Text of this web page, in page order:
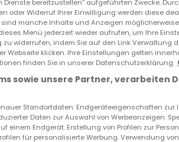
au 07 73 12 31 37, n'hésitez pas à
si pas de réponse
:)
107
31
Dienste bereitzustellen“ aufgeführten Zwecke.
oder Widerruf Ihrer Einwilligung werden diese
manche Inhalte und Anzeigen
Menü jederzeit wieder aufrufen, um Ihre
zu widerrufen, indem Sie auf den Link Verwaltung
Webseite klicken. Ihre Einstellungen gelten
finden Sie in unserer Datenschutzerklärung.
sowie unsere Partner, verarbeiten
Standortdaten. Endgeräteeigenschaften zur
Daten zur Auswahl von Werbeanzeigen.
einem Endgerät. Erstellung von Profilen zur
für personalisierte Werbung. Verwendung